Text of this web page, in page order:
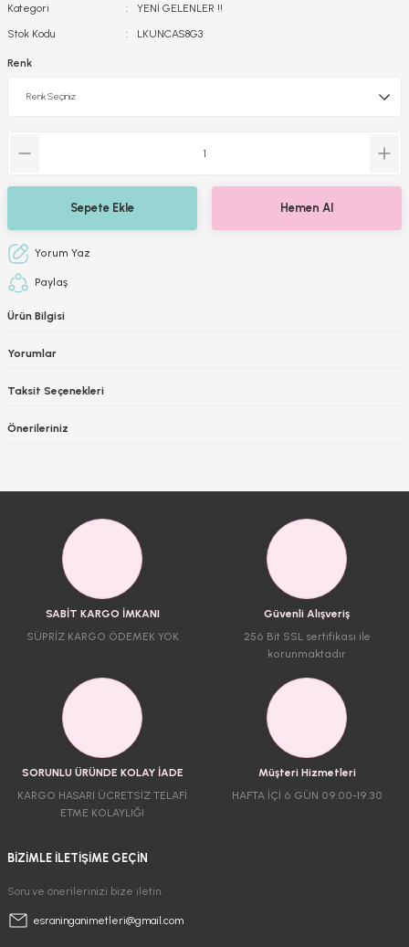
Kategori
YENİ GELENLER !!
Stok Kodu
LKUNCAS8G3
Renk
Sepete Ekle Hemen Al
Yorum Yaz
Paylaş
Ürün Bilgisi
Yorumlar
Taksit Seçenekleri
Önerileriniz
SABİT KARGO İMKANI
SÜPRİZ KARGO ÖDEMEK YOK
Güvenli Alışveriş
256 Bit SSL sertifikası ile
korunmaktadır
SORUNLU ÜRÜNDE KOLAY İADE
KARGO HASARI ÜCRETSİZ TELAFİ
ETME KOLAYLIĞI
Müşteri Hizmetleri
HAFTA İÇİ 6 GÜN 09.00-19.30
BİZİMLE İLETİŞİME GEÇİN
Soru ve önerilerinizi bize iletin.
esraninganimetleri@gmail.com